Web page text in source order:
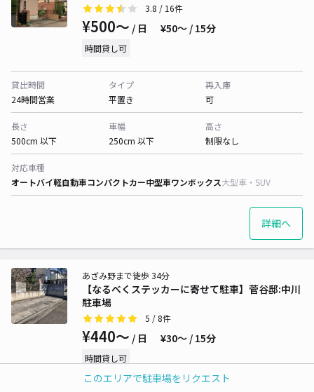
このエリアで駐車場をリクエスト
3.8 / 16件
¥500〜 / 日 ¥50〜 / 15分
時間貸し可
貸出時間
24時間営業
タイプ
平置き
再入庫
可
長さ
500cm 以下
車幅
250cm 以下
高さ
制限なし
対応車種
オートバイ軽自動車コンパクトカー中型車ワンボックス大型車・SUV
詳細へ
【なるべくステッカーに寄せて駐車】菅谷邸:中川
駐車場
あざみ野まで徒歩 34分
5 / 8件
¥440〜 / 日 ¥30〜 / 15分
時間貸し可